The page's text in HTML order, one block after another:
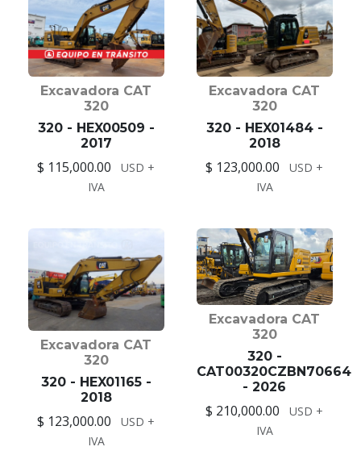
Excavadora CAT
320
320 - HEX00509 -
2017
$ 115,000.00
USD +
IVA
Excavadora CAT
320
320 - HEX01484 -
2018
$ 123,000.00
USD +
IVA
Excavadora CAT
320
320 - HEX01165 -
2018
$ 123,000.00
USD +
IVA
Excavadora CAT
320
320 -
CAT00320CZBN70664
- 2026
$ 210,000.00
USD +
IVA